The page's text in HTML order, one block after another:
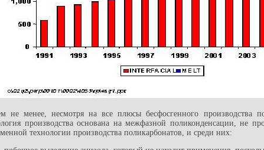
не менее, несмотря на все плюсы бесфосгенного производства
производства основана на межфазной поликонденсации, не
технологии производства поликарбонатов, и среди них: